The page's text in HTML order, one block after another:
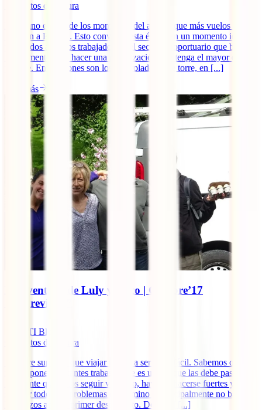
minutos de lectura
El verano es uno de los momentos del año en que más vuelos salen
y llegan a España. Esto convierte esta época en un momento ideal
para todos aquellos trabajadores del sector aeroportuario que buscan
un momento para hacer una movilización que tenga el mayor eco
posible. En ocasiones son los controladores de torre, en [...]
Leer más
La aventura de Luly y Coco | Octubre’17
“Imprevistos”
IATI Blog
minutos de lectura
Siempre supimos que viajar no iba a ser nada fácil. Sabemos que la
ruta te pone constantes trabas y que es uno el que las debe pasar. Si
realmente queremos seguir viajando, hay que hacerse fuertes y
superar todos los problemas del camino y principalmente no bajar
los brazos ante el primer desperfecto. Desde el [...]